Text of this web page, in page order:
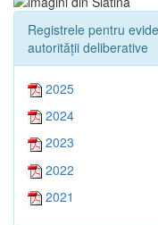
Registrele pentru
autorității deliberative
2025
2024
2023
2022
2021